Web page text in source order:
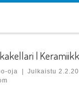
|
oja | Julkaistu